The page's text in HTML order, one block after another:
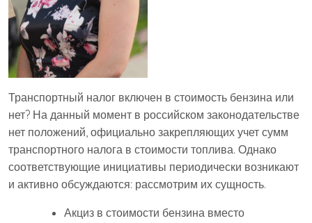
Транспортный налог включен в стоимость бензина или
нет? На данный момент в российском законодательстве
нет положений, официально закрепляющих учет сумм
транспортного налога в стоимости топлива. Однако
соответствующие инициативы периодически возникают
и активно обсуждаются: рассмотрим их сущность.
Акциз в стоимости бензина вместо